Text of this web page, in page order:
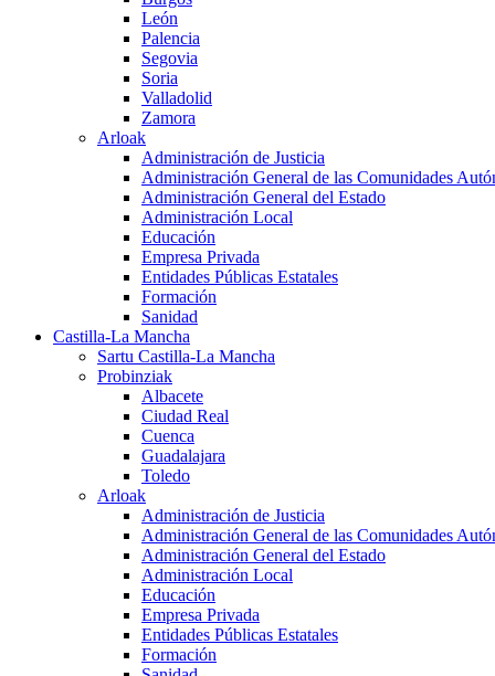
León
Palencia
Segovia
Soria
Valladolid
Zamora
Arloak
Administración de Justicia
Administración General de las Comunidades
Administración General del Estado
Administración Local
Educación
Empresa Privada
Entidades Públicas Estatales
Formación
Sanidad
Castilla-La Mancha
Sartu Castilla-La Mancha
Probinziak
Albacete
Ciudad Real
Cuenca
Guadalajara
Toledo
Arloak
Administración de Justicia
Administración General de las Comunidades
Administración General del Estado
Administración Local
Educación
Empresa Privada
Entidades Públicas Estatales
Formación